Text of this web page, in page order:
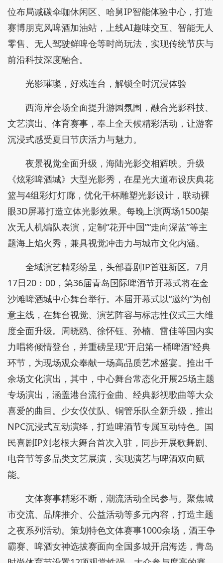
位布局减碳伞咖休闲区、哈舅IP智能体验中心，打造
赛博朋克风啤酒加油站，上线AI趣味交互、智能无人
零售、无人驾驶鲜啤仓等时尚玩法，实现传统节庆与
前沿科技深度融合。
光影璀璨，好戏连台，解锁全时沉浸体验
西海岸会场全面提升游园氛围，融合光影科技、
文艺演出、体育赛事，奉上全天候精彩活动，让游客
沉浸式感受夏日节庆活力与魅力。
夜景视觉全面升级，海陆光影交相辉映。升级
《炫彩啤酒城》大型光影秀，在星光大道布设庆典花
篮与4组彩灯灯廊，优化干杯雕塑光影设计，联动裸
眼3D屏幕打造立体光影效果。每晚上演两场1500架
次无人机编队表演，定制“花开中国”“走向深蓝”等主
题海上焰火秀，兼具视觉冲击力与城市文化内涵。
全域演艺精彩纷呈，头部喜剧IP首驻新区。7月
17日20：00，第36届青岛国际啤酒节开幕式将在金
沙滩啤酒城中心舞台举行。本届开幕式以“邀约”为创
意主线，在舞台视觉、演艺阵容与标志性仪式三大维
度全面升级。周晓鸥、徐怀钰、孙楠、雷佳等国内实
力唱将倾情登台，并重磅呈现“开启第一桶啤酒”经典
环节，为现场观众奉献一场高品质艺术盛宴。推出千
余场文化演出，其中，中心舞台常态化开展25场主题
专场演出，涵盖港台流行金曲、经典影视歌曲等大众
喜爱的曲目。少女仪仗队、铜管乐队全新升级，推出
NPC沉浸式互动演绎，打造啤酒节专属互动特色。国
民喜剧IP刘老根大舞台首次入驻，同步开展歌舞剧、
电音节等多品类文艺展演，实现演艺与啤酒双向赋
能。
文体赛事精彩不断，潮流活动全民参与。聚焦城
市交流、品牌推介、公益活动等多元内容，打造主题
之夜系列活动。策划特色文体赛事1000余场，酒王争
霸赛、啤酒女神选拔赛面向全国多城开启海选，青岛